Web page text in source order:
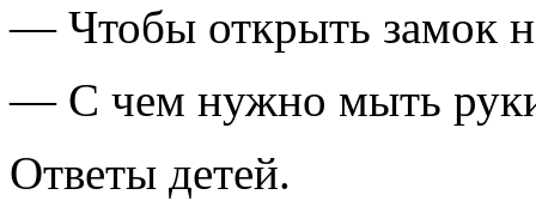
— Чтобы открыть замок
— С чем нужно мыть
Ответы детей.